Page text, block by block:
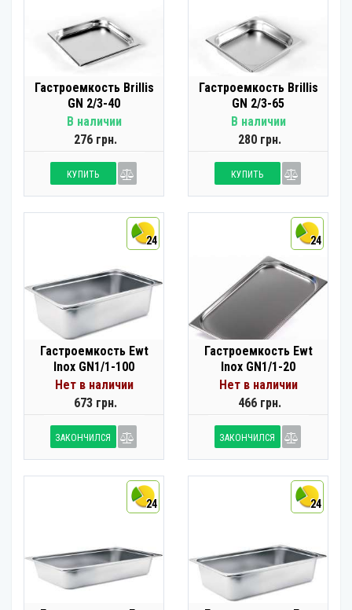
Гастроемкость Brillis
GN 2/3-40
В наличии
276 грн.
КУПИТЬ
Гастроемкость Brillis
GN 2/3-65
В наличии
280 грн.
КУПИТЬ
24
Гастроемкость Ewt
Inox GN1/1-100
Нет в наличии
673 грн.
ЗАКОНЧИЛСЯ
24
Гастроемкость Ewt
Inox GN1/1-20
Нет в наличии
466 грн.
ЗАКОНЧИЛСЯ
24 24